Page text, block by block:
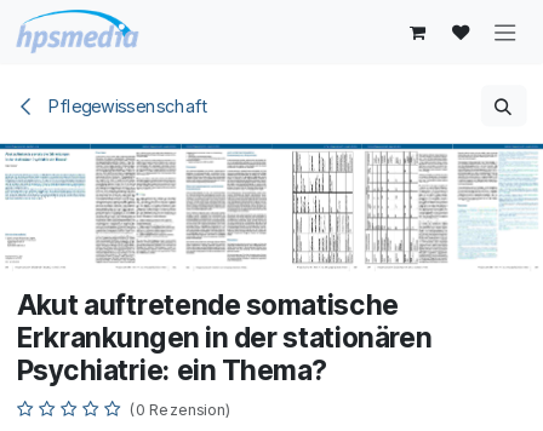
Zum Inhalt springen
Pflegewissenschaft
Akut auftretende somatische
Erkrankungen in der stationären
Psychiatrie: ein Thema?
(0 Rezension)